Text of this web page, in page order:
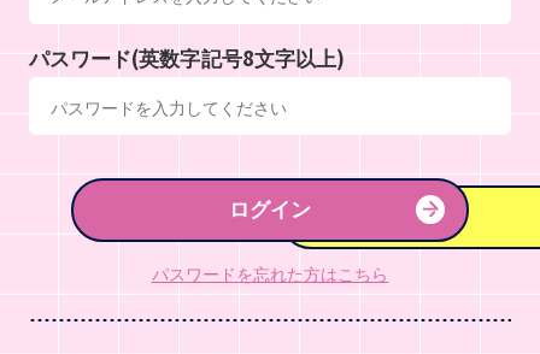
パスワード(英数字記号8文字以上)
ログイン
パスワードを忘れた方はこちら